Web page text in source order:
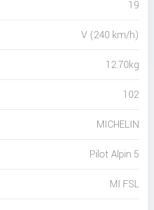
19
V (240 km/h)
12.70kg
102
MICHELIN
Pilot Alpin 5
MI FSL